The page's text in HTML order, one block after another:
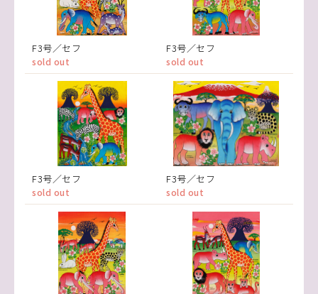
F3号／セフ
sold out
F3号／セフ
sold out
F3号／セフ
sold out
F3号／セフ
sold out